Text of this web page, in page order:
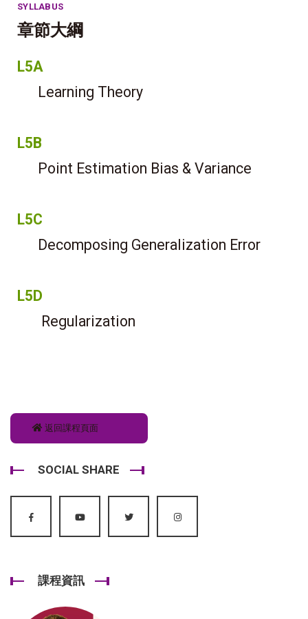
SYLLABUS
章節大綱
L5A
Learning Theory
L5B
Point Estimation Bias & Variance
L5C
Decomposing Generalization Error
L5D
Regularization
返回課程頁面
SOCIAL SHARE
課程資訊